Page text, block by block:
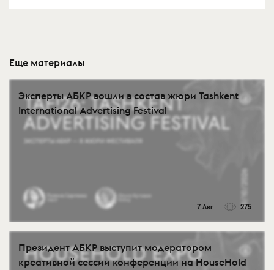
Еще материалы
Эксперты АБКР вошли в состав жюри Tashkent
International Advertising Festival
7 Авг 275
Президент АБКР выступит модератором
креативной сессии конференции на HouseHold